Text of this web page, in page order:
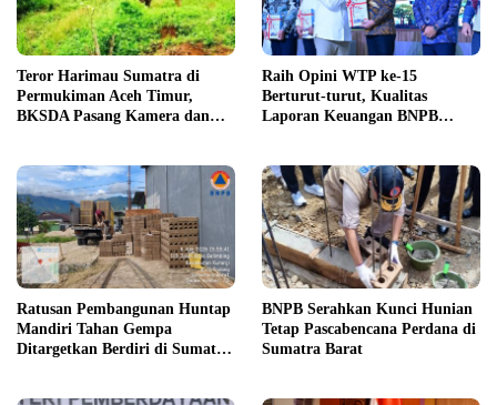
Teror Harimau Sumatra di
Permukiman Aceh Timur,
BKSDA Pasang Kamera dan
Raih Opini WTP ke-15
Berturut-turut, Kualitas
Laporan Keuangan BNPB
Ratusan Pembangunan Huntap
Mandiri Tahan Gempa
Ditargetkan Berdiri di Sumatra
BNPB Serahkan Kunci Hunian
Tetap Pascabencana Perdana di
Sumatra Barat